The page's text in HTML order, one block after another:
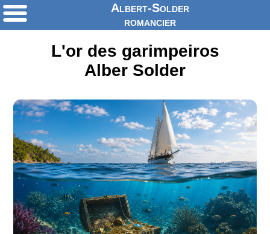
Albert-Solder
romancier
L'or des garimpeiros
Alber Solder